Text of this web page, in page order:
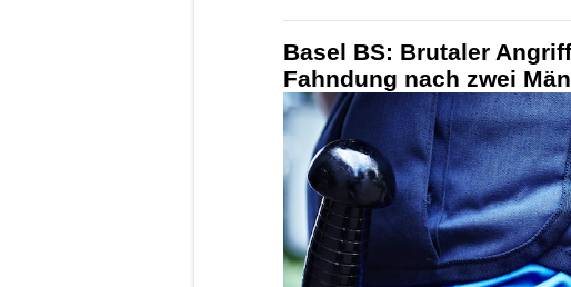
Basel BS: Brutaler
Fahndung nach zwei